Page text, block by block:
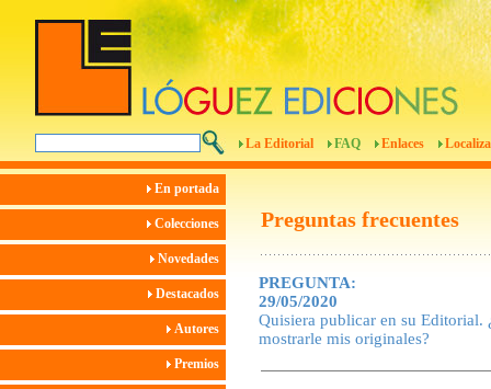
La Editorial FAQ Enlaces
En portada
Colecciones
Novedades
Destacados
Autores
Premios
Preguntas frecuentes
PREGUNTA:
29/05/2020
Quisiera publicar en su Editorial.
mostrarle mis originales?